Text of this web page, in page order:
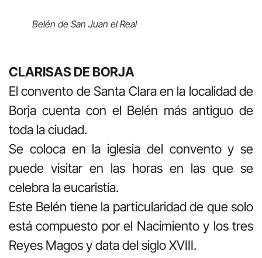
Belén de San Juan el Real
CLARISAS DE BORJA
El convento de Santa Clara en la localidad de
Borja cuenta con el Belén más antiguo de
toda la ciudad.
Se coloca en la iglesia del convento y se
puede visitar en las horas en las que se
celebra la eucaristía.
Este Belén tiene la particularidad de que solo
está compuesto por el Nacimiento y los tres
Reyes Magos y data del siglo XVIII.